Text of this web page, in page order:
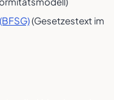
(Gesetzestext im